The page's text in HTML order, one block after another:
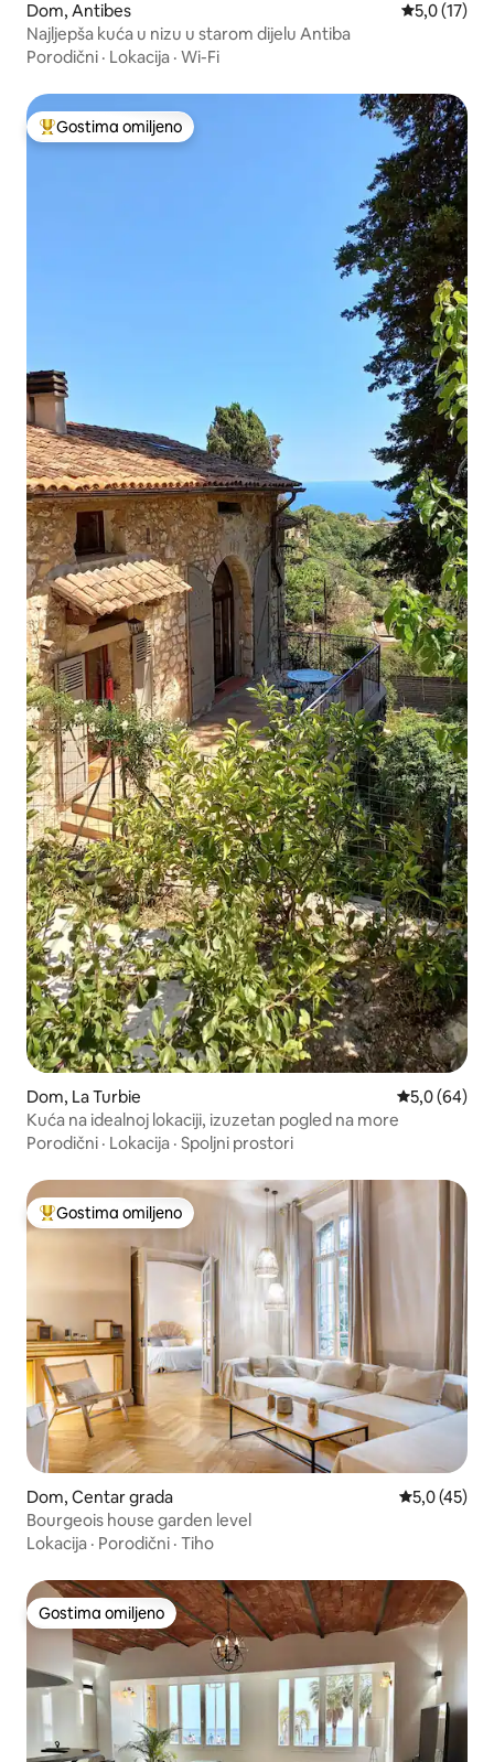
Dom, Antibes Prosečna
5,0 (17)
Najljepša kuća u nizu u starom dijelu Antiba
Porodični · Lokacija · Wi-Fi
Najuspešniji među gostima omiljenim
Gostima omiljeno
Dom, La Turbie Prosečna
5,0 (64)
Kuća na idealnoj lokaciji, izuzetan pogled na more
Porodični · Lokacija · Spoljni prostori
Najuspešniji među gostima omiljenim
Gostima omiljeno
Dom, Centar grada Prosečna
5,0 (45)
Bourgeois house garden level
Lokacija · Porodični · Tiho
Gostima omiljeno
Gostima omiljeno